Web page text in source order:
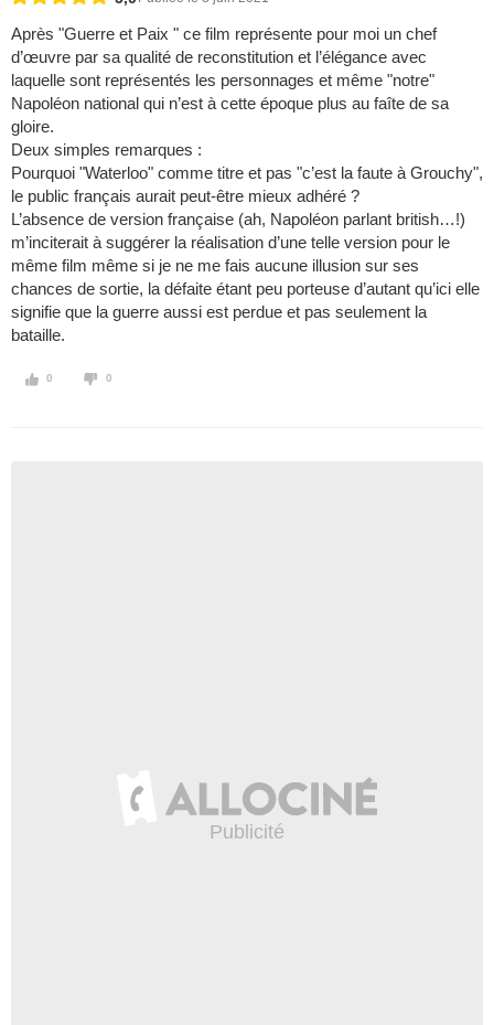
Après "Guerre et Paix " ce film représente pour moi un chef
d’œuvre par sa qualité de reconstitution et l’élégance avec
laquelle sont représentés les personnages et même "notre"
Napoléon national qui n’est à cette époque plus au faîte de sa
gloire.
Deux simples remarques :
Pourquoi "Waterloo" comme titre et pas "c’est la faute à Grouchy",
le public français aurait peut-être mieux adhéré ?
L’absence de version française (ah, Napoléon parlant british…!)
m’inciterait à suggérer la réalisation d’une telle version pour le
même film même si je ne me fais aucune illusion sur ses
chances de sortie, la défaite étant peu porteuse d’autant qu’ici elle
signifie que la guerre aussi est perdue et pas seulement la
bataille.
0 0